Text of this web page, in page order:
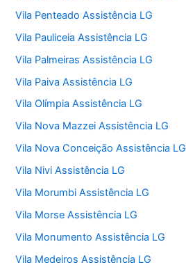
Vila Penteado Assistência LG
Vila Pauliceia Assistência LG
Vila Palmeiras Assistência LG
Vila Paiva Assistência LG
Vila Olímpia Assistência LG
Vila Nova Mazzei Assistência LG
Vila Nova Conceição Assistência LG
Vila Nivi Assistência LG
Vila Morumbi Assistência LG
Vila Morse Assistência LG
Vila Monumento Assistência LG
Vila Medeiros Assistência LG